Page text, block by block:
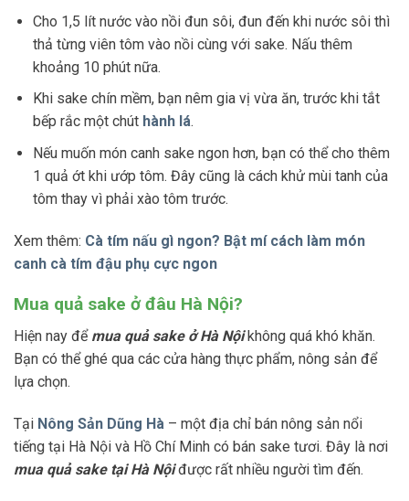
Cho 1,5 lít nước vào nồi đun sôi, đun đến khi nước sôi thì
thả từng viên tôm vào nồi cùng với sake. Nấu thêm
khoảng 10 phút nữa.
Khi sake chín mềm, bạn nêm gia vị vừa ăn, trước khi tắt
bếp rắc một chút hành lá.
Nếu muốn món canh sake ngon hơn, bạn có thể cho thêm
1 quả ớt khi ướp tôm. Đây cũng là cách khử mùi tanh của
tôm thay vì phải xào tôm trước.
Xem thêm: Cà tím nấu gì ngon? Bật mí cách làm món
canh cà tím đậu phụ cực ngon
Mua quả sake ở đâu Hà Nội?
Hiện nay để mua quả sake ở Hà Nộikhông quá khó khăn.
Bạn có thể ghé qua các cửa hàng thực phẩm, nông sản để
lựa chọn.
Tại Nông Sản Dũng Hà – một địa chỉ bán nông sản nổi
tiếng tại Hà Nội và Hồ Chí Minh có bán sake tươi. Đây là nơi
mua quả sake tại Hà Nộiđược rất nhiều người tìm đến.